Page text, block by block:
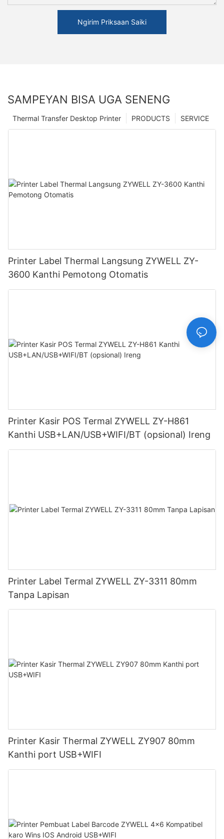
Ngirim Priksaan Saiki
SAMPEYAN BISA UGA SENENG
SERVICE
PRODUCTS
Thermal Transfer Desktop Printer
Printer Label Thermal Langsung ZYWELL ZY-
3600 Kanthi Pemotong Otomatis
Printer Kasir POS Termal ZYWELL ZY-H861
Kanthi USB+LAN/USB+WIFI/BT (opsional) Ireng
Printer Label Termal ZYWELL ZY-3311 80mm
Tanpa Lapisan
Printer Kasir Thermal ZYWELL ZY907 80mm
Kanthi port USB+WIFI